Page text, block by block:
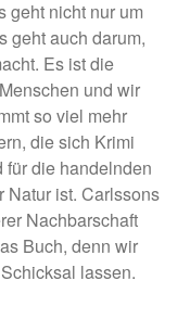
geht nicht nur um
geht auch darum,
Es ist die
und wir
so viel mehr
die sich Krimi
für die handelnden
Natur ist. Carlssons
Nachbarschaft
Buch, denn wir
lassen.